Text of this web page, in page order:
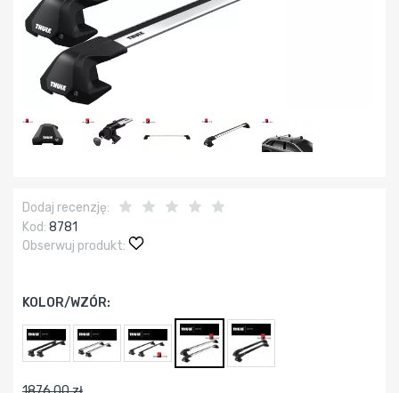
Dodaj recenzję:
Kod: 8781
Obserwuj produkt:
KOLOR/WZÓR: